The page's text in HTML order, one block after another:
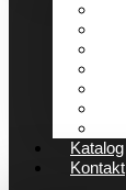
Katalog
Kontakt